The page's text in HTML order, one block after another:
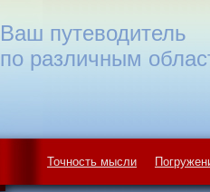
Точность мысли
Ваш путеводитель
по различным